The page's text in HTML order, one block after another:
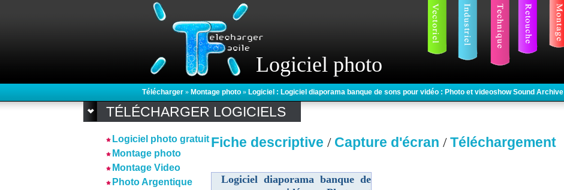
Logiciel photo
Télécharger » Montage photo » Logiciel : Logiciel diaporama banque de sons pour vidéo : Photo et videoshow Sound Archive
TÉLÉCHARGER LOGICIELS
Logiciel photo gratuit
Montage photo
Montage Video
Photo Argentique
Fiche descriptive / Capture d'écran / Téléchargement
Logiciel diaporama banque de